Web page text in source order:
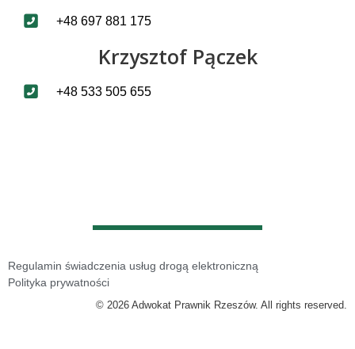
+48 697 881 175
Krzysztof Pączek
+48 533 505 655
Regulamin świadczenia usług drogą elektroniczną
Polityka prywatności
© 2026 Adwokat Prawnik Rzeszów. All rights reserved.